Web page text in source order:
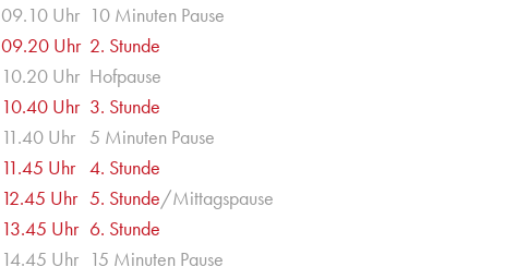
09.10 Uhr 10 Minuten Pause
09.20 Uhr 2. Stunde
10.20 Uhr Hofpause
10.40 Uhr 3. Stunde
11.40 Uhr
5 Minuten Pause
11.45 Uhr 4. Stunde
12.45 Uhr 5. Stunde/Mittagspause
13.45 Uhr 6. Stunde
14.45 Uhr 15 Minuten Pause